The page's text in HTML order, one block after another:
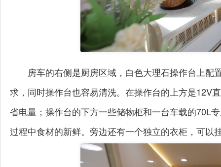
房车的右侧是厨房区域，白色大理石操作台上
求，同时操作台也容易清洗。在操作台的上方是12V
省电量；操作台的下方一些储物柜和一台车载的70L
过程中食材的新鲜。旁边还有一个独立的衣柜，可以